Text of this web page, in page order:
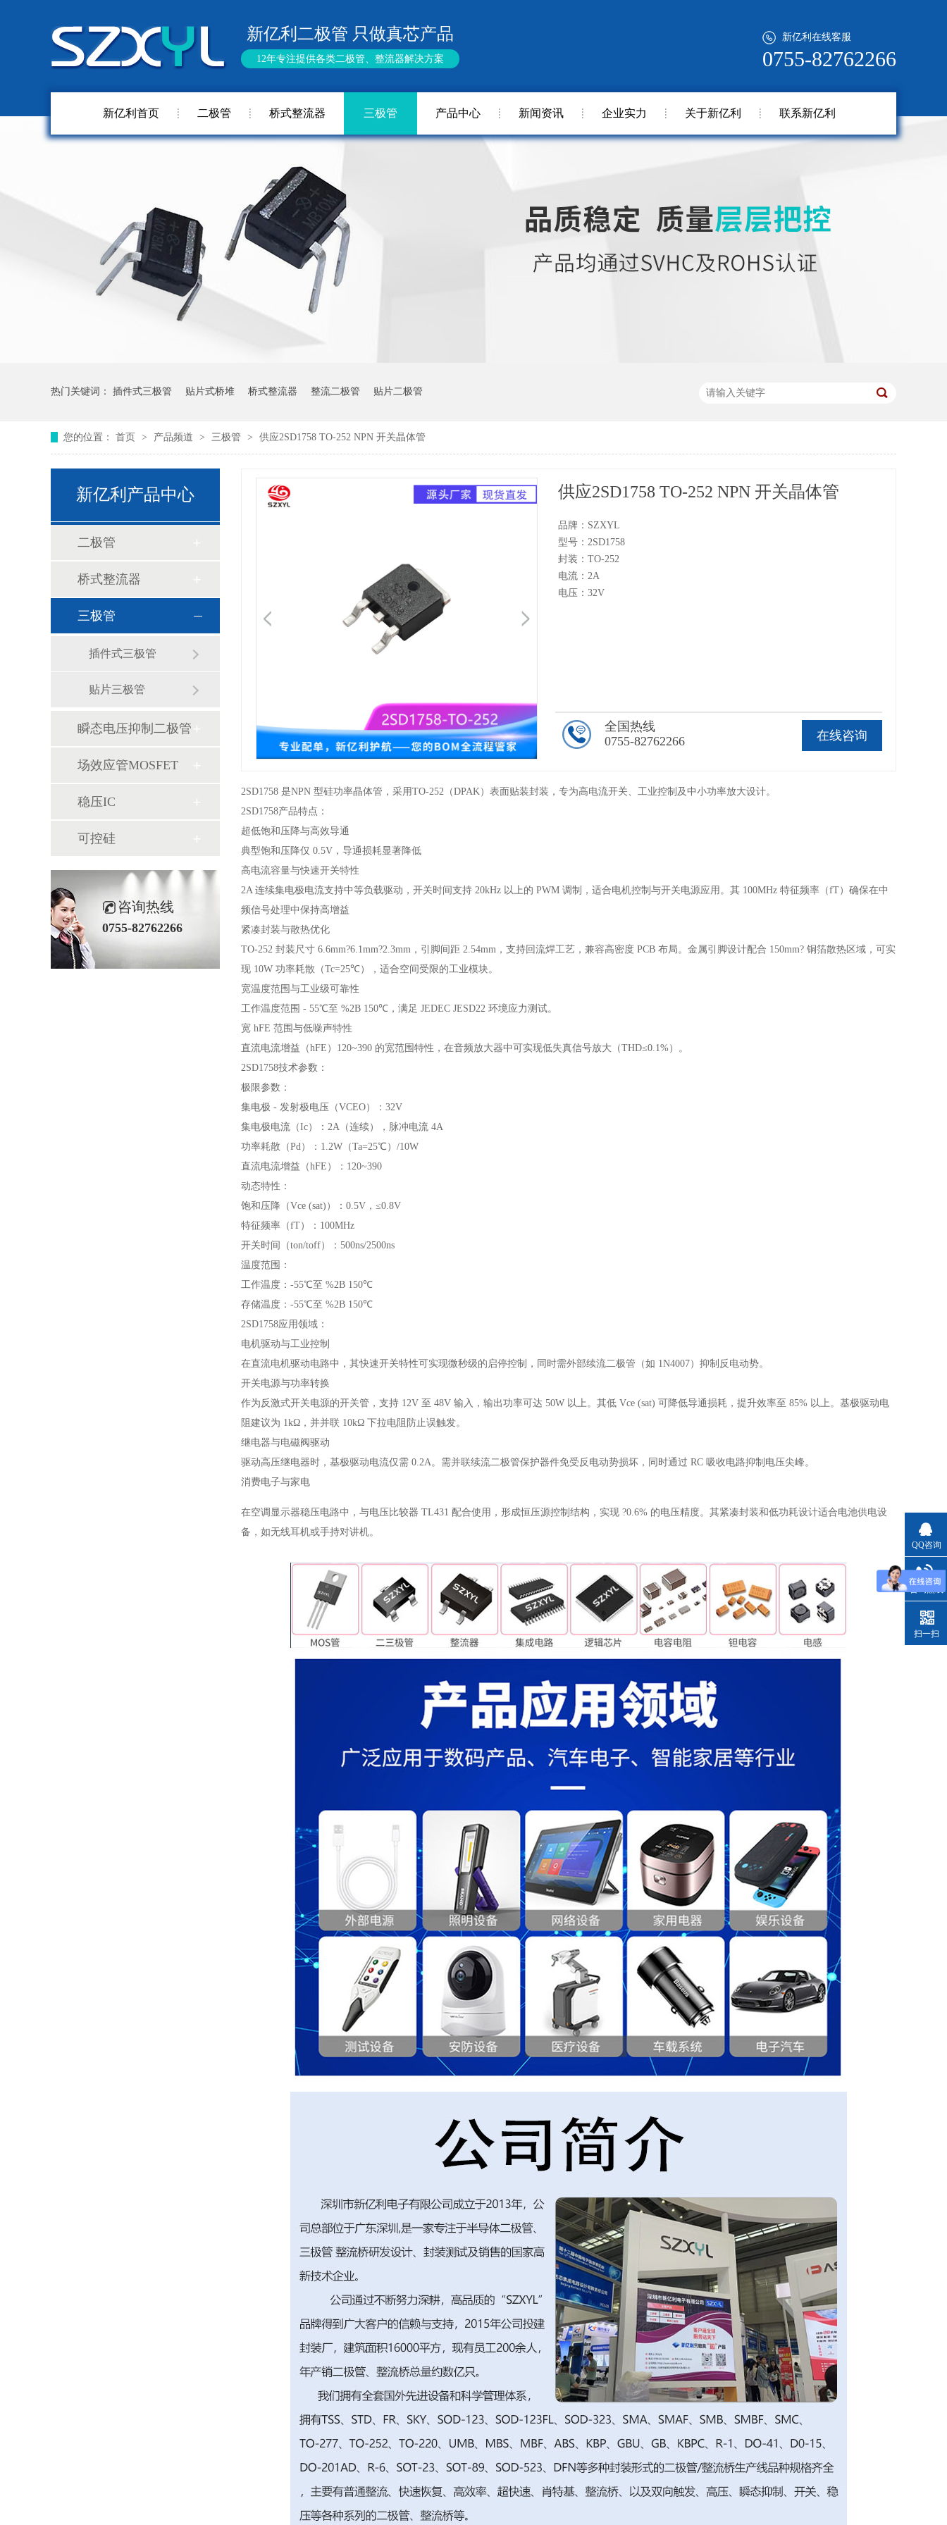
新亿利在线客服
0755-82762266
新亿利二极管 只做真芯产品
12年专注提供各类二极管、整流器解决方案
新亿利首页 二极管 桥式整流器 三极管 产品中心 新闻资讯 企业实力 关于新亿利 联系新亿利
热门关键词： 插件式三极管 贴片式桥堆 桥式整流器 整流二极管 贴片二极管
您的位置： 首页 > 产品频道 > 三极管 > 供应2SD1758 TO-252 NPN 开关晶体管
新亿利产品中心
二极管
桥式整流器
三极管
插件式三极管
贴片三极管
瞬态电压抑制二极管
场效应管MOSFET
稳压IC
可控硅
咨询热线
0755-82762266
1/1
供应2SD1758 TO-252 NPN 开关晶体管
品牌：SZXYL
型号：2SD1758
封装：TO-252
电流：2A
电压：32V
在线咨询
全国热线
0755-82762266
2SD1758 是NPN 型硅功率晶体管，采用TO-252（DPAK）表面贴装封装，专为高电流开关、工业控制及中小功率放大设计。
2SD1758产品特点：
超低饱和压降与高效导通
典型饱和压降仅 0.5V，导通损耗显著降低
高电流容量与快速开关特性
2A 连续集电极电流支持中等负载驱动，开关时间支持 20kHz 以上的 PWM 调制，适合电机控制与开关电源应用。其 100MHz 特征频率（fT）确保在中
频信号处理中保持高增益
紧凑封装与散热优化
TO-252 封装尺寸 6.6mm?6.1mm?2.3mm，引脚间距 2.54mm，支持回流焊工艺，兼容高密度 PCB 布局。金属引脚设计配合 150mm? 铜箔散热区域，可实
现 10W 功率耗散（Tc=25℃），适合空间受限的工业模块。
宽温度范围与工业级可靠性
工作温度范围 - 55℃至 %2B 150℃，满足 JEDEC JESD22 环境应力测试。
宽 hFE 范围与低噪声特性
直流电流增益（hFE）120~390 的宽范围特性，在音频放大器中可实现低失真信号放大（THD≤0.1%）。
2SD1758技术参数：
极限参数：
集电极 - 发射极电压（VCEO）：32V
集电极电流（Ic）：2A（连续），脉冲电流 4A
功率耗散（Pd）：1.2W（Ta=25℃）/10W
直流电流增益（hFE）：120~390
动态特性：
饱和压降（Vce (sat)）：0.5V，≤0.8V
特征频率（fT）：100MHz
开关时间（ton/toff）：500ns/2500ns
温度范围：
工作温度：-55℃至 %2B 150℃
存储温度：-55℃至 %2B 150℃
2SD1758应用领域：
电机驱动与工业控制
在直流电机驱动电路中，其快速开关特性可实现微秒级的启停控制，同时需外部续流二极管（如 1N4007）抑制反电动势。
开关电源与功率转换
作为反激式开关电源的开关管，支持 12V 至 48V 输入，输出功率可达 50W 以上。其低 Vce (sat) 可降低导通损耗，提升效率至 85% 以上。基极驱动电
阻建议为 1kΩ，并并联 10kΩ 下拉电阻防止误触发。
继电器与电磁阀驱动
驱动高压继电器时，基极驱动电流仅需 0.2A。需并联续流二极管保护器件免受反电动势损坏，同时通过 RC 吸收电路抑制电压尖峰。
消费电子与家电
在空调显示器稳压电路中，与电压比较器 TL431 配合使用，形成恒压源控制结构，实现 ?0.6% 的电压精度。其紧凑封装和低功耗设计适合电池供电设
备，如无线耳机或手持对讲机。
QQ咨询
扫一扫